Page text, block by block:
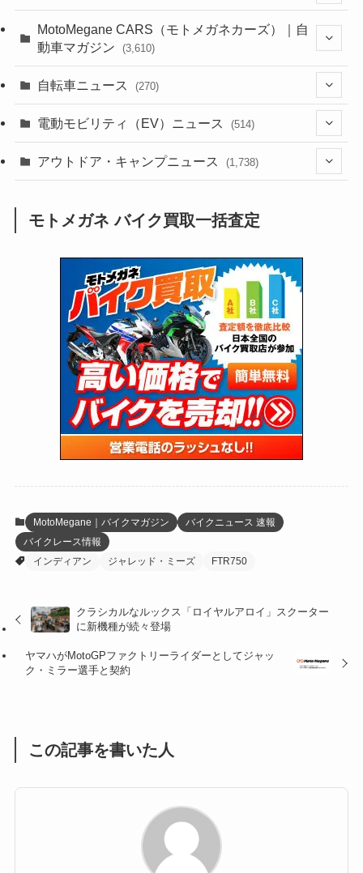
(44)
(1,244)
(640)
(118)
(60)
(31)
(51)
(34)
(5)
(12)
(65)
(109)
(252)
(38)
(24)
(16)
(25)
(24)
(47)
(15)
(5)
(249)
(64)
(16)
(62)
(4)
(6)
(17)
(5)
(306)
(6,965)
(2,474)
(249)
(1,226)
(12)
(131)
(38)
(131)
(167)
(85)
(21)
(61)
(171)
(98)
(13)
(60)
(274)
(171)
(38)
(47)
(59)
(47)
(66)
(16)
(141)
(255)
(204)
(1,145)
(166)
(23)
(33)
(34)
(35)
(41)
(415)
(16)
(352)
MotoMegane CARS（モトメガネカーズ）｜自
動車マガジン
(3,610)
(188)
(137)
(75)
(2,744)
(126)
(170)
自転車ニュース (270)
(54)
(211)
電動モビリティ（EV）ニュース (514)
(132)
(171)
(118)
(27)
アウトドア・キャンプニュース (1,738)
(1,605)
(147)
(13)
(19)
(12)
(16)
(16)
モトメガネ バイク買取一括査定
MotoMegane｜バイクマガジン
バイクニュース 速報
バイクレース情報
インディアン
ジャレッド・ミーズ FTR750
クラシカルなルックス「ロイヤルアロイ」スクーター
に新機種が続々登場
ヤマハがMotoGPファクトリーライダーとしてジャッ
ク・ミラー選手と契約
この記事を書いた人